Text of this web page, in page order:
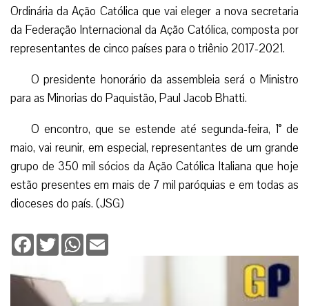
Ordinária da Ação Católica que vai eleger a nova secretaria
da Federação Internacional da Ação Católica, composta por
representantes de cinco países para o triênio 2017-2021.
O presidente honorário da assembleia será o Ministro
para as Minorias do Paquistão, Paul Jacob Bhatti.
O encontro, que se estende até segunda-feira, 1° de
maio, vai reunir, em especial, representantes de um grande
grupo de 350 mil sócios da Ação Católica Italiana que hoje
estão presentes em mais de 7 mil paróquias e em todas as
dioceses do país. (JSG)
Facebook
TwitterWhatsApp